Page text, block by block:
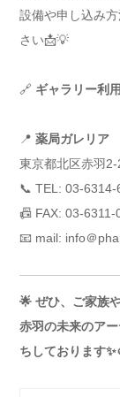
設備や申し込み
さい📩💡
🔗 ギャラリー利
📍 薬局ガレリア
東京都北区赤羽2-
📞 TEL: 03-6314-
📠 FAX: 03-6311-
📧 mail: info＠
🌟 ぜひ、ご家族
赤羽の未来のア
ちしております